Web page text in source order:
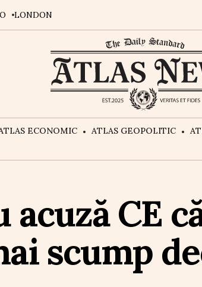
LONDON
ECONOMIC ATLAS GEOPOLITIC
CE
scump